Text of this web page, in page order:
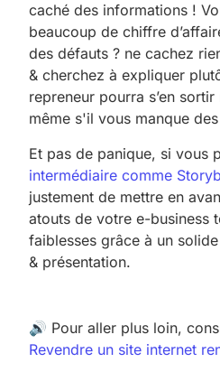
caché des informations !
beaucoup de chiffre
des défauts ? ne cachez
& cherchez à expliquer
repreneur pourra s’en
même s'il vous manque
Et pas de panique, si vous
intermédiaire comme
justement de mettre en
atouts de votre e-business
faiblesses grâce à un
& présentation.
🔊 Pour aller plus loin,
Revendre un site internet